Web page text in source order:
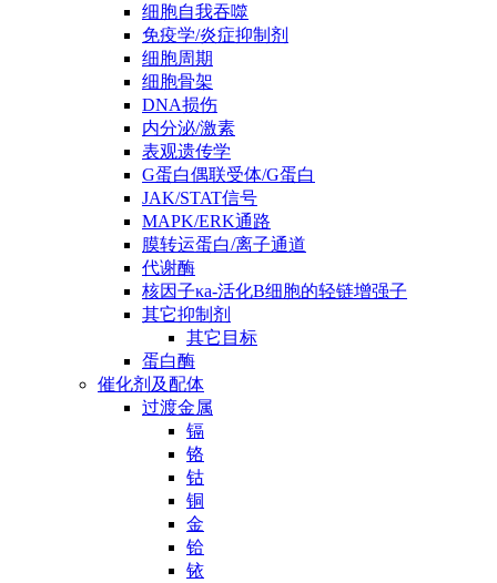
细胞自我吞噬
免疫学/炎症抑制剂
细胞周期
细胞骨架
DNA损伤
内分泌/激素
表观遗传学
G蛋白偶联受体/G蛋白
JAK/STAT信号
MAPK/ERK通路
膜转运蛋白/离子通道
代谢酶
核因子κa-活化B细胞的轻链增强子
其它抑制剂
其它目标
蛋白酶
催化剂及配体
过渡金属
镉
铬
钴
铜
金
铪
铱